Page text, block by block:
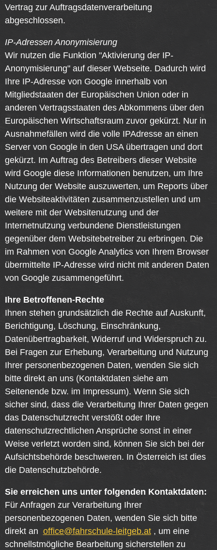
Vertrag zur Auftragsdatenverarbeitung
abgeschlossen.
IP-Adressen Anonymisierung
Wir nutzen die Funktion "Aktivierung der IP-
Anonymisierung" auf dieser Webseite. Dadurch wird
Ihre IP-Adresse von Google innerhalb von
Mitgliedstaaten der Europäischen Union oder in
anderen Vertragsstaaten des Abkommens über den
Europäischen Wirtschaftsraum zuvor gekürzt. Nur in
Ausnahmefällen wird die volle IPAdresse an einen
Server von Google in den USA übertragen und dort
gekürzt. Im Auftrag des Betreibers dieser Website
wird Google diese Informationen benutzen, um Ihre
Nutzung der Website auszuwerten, um Reports über
die Websiteaktivitäten zusammenzustellen und um
weitere mit der Websitenutzung und der
Internetnutzung verbundene Dienstleistungen
gegenüber dem Websitebetreiber zu erbringen. Die
im Rahmen von Google Analytics von Ihrem Browser
übermittelte IP-Adresse wird nicht mit anderen Daten
von Google zusammengeführt.
Ihre Betroffenen-Rechte
Ihnen stehen grundsätzlich die Rechte auf Auskunft,
Berichtigung, Löschung, Einschränkung,
Datenübertragbarkeit, Widerruf und Widerspruch zu.
Bei Fragen zur Erhebung, Verarbeitung und Nutzung
Ihrer personenbezogenen Daten, wenden Sie sich
bitte direkt an uns (Kontaktdaten siehe am
Seitenende bzw. im Impressum). Wenn Sie sich
sicher sind, dass die Verarbeitung Ihrer Daten gegen
das Datenschutzrecht verstößt oder Ihre
datenschutzrechtlichen Ansprüche sonst in einer
Weise verletzt worden sind, können Sie sich bei der
Aufsichtsbehörde beschweren. In Österreich ist dies
die Datenschutzbehörde.
Sie erreichen uns unter folgenden Kontaktdaten:
Für Anfragen zur Verarbeitung Ihrer
personenbezogenen Daten, wenden Sie sich bitte
direkt an office@fahrschule-leitgeb.at, um eine
schnellstmögliche Bearbeitung sicherstellen zu